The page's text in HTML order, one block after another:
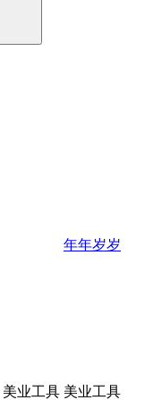
年年岁岁
美业工具 美业工具